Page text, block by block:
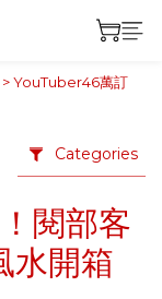
>YouTuber46萬訂
Categories
閱部客
水開箱